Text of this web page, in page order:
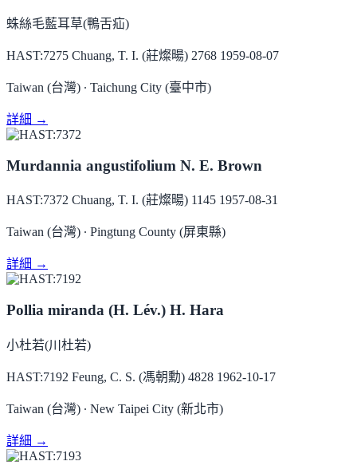
蛛絲毛藍耳草(鴨舌疝)
HAST:7275 Chuang, T. I. (莊燦暘) 2768 1959-08-07
Taiwan (台灣) ∙ Taichung City (臺中市)
詳細 →
Murdannia angustifolium N. E. Brown
HAST:7372 Chuang, T. I. (莊燦暘) 1145 1957-08-31
Taiwan (台灣) ∙ Pingtung County (屏東縣)
詳細 →
Pollia miranda (H. Lév.) H. Hara
小杜若(川杜若)
HAST:7192 Feung, C. S. (馮朝勳) 4828 1962-10-17
Taiwan (台灣) ∙ New Taipei City (新北市)
詳細 →